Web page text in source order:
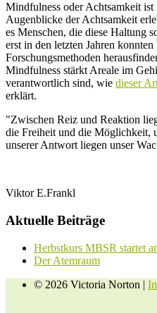
Mindfulness oder Achtsamkeit ist
Augenblicke der Achtsamkeit
es Menschen, die diese Haltung
erst in den letzten Jahren
Forschungsmethoden
Mindfulness stärkt Areale im
verantwortlich sind, wie dieser
erklärt.
"Zwischen Reiz und Reaktion
die Freiheit und die Möglichkeit,
unserer Antwort liegen unser
Viktor E.Frankl
Aktuelle Beiträge
Herbstkurs MBSR startet
Der Atemraum
© 2026 Victoria Norton |